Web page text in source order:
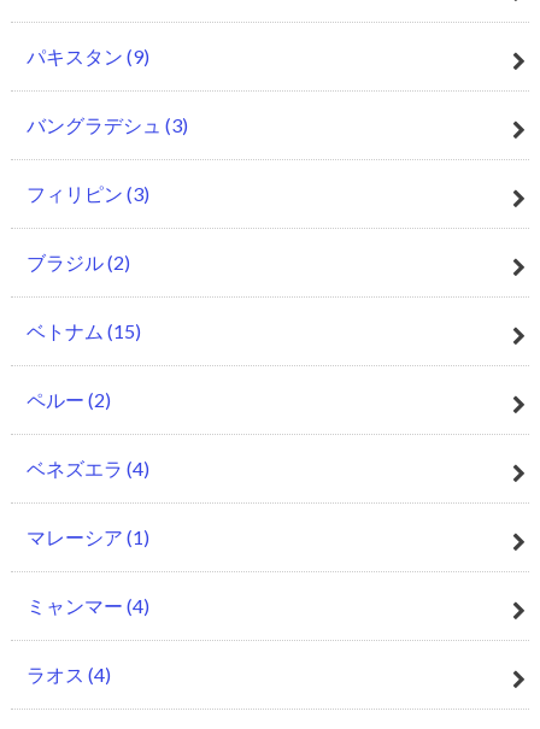
パキスタン (9)
バングラデシュ (3)
フィリピン (3)
ブラジル(2)
ベトナム (15)
ペルー (2)
ベネズエラ (4)
マレーシア (1)
ミャンマー (4)
ラオス (4)